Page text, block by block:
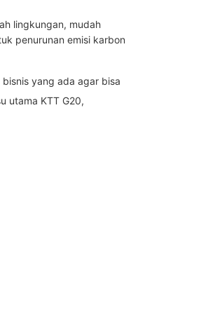
lingkungan, mudah
penurunan emisi karbon
yang ada agar bisa
utama KTT G20,